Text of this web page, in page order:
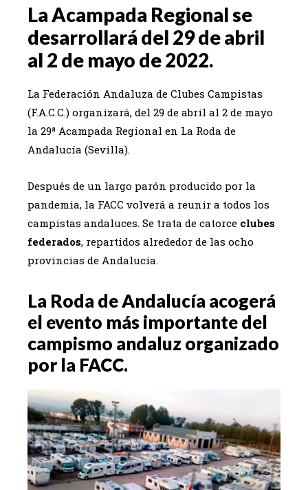
La Acampada Regional se
desarrollará del 29 de abril
al 2 de mayo de 2022.
La Federación Andaluza de Clubes Campistas
(F.A.C.C.) organizará, del 29 de abril al 2 de mayo
la 29ª Acampada Regional en La Roda de
Andalucía (Sevilla).
Después de un largo parón producido por la
pandemia, la FACC volverá a reunir a todos los
campistas andaluces. Se trata de catorce clubes
federados, repartidos alrededor de las ocho
provincias de Andalucía.
La Roda de Andalucía acogerá
el evento más importante del
campismo andaluz organizado
por la FACC.